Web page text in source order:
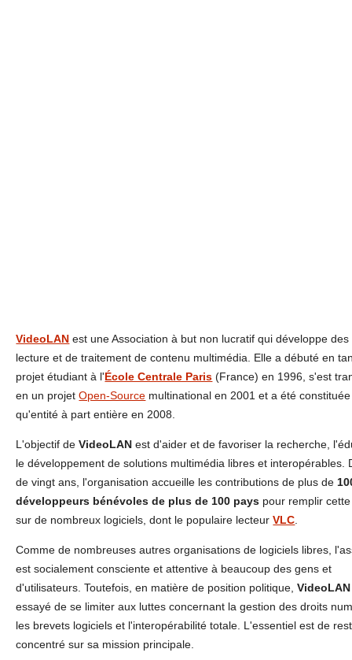
VideoLAN est une Association à but non lucratif qui développe
lecture et de traitement de contenu multimédia. Elle a débuté en
projet étudiant à l'École Centrale Paris (France) en 1996, s'est
en un projetOpen-Source multinational en 2001 et a été
qu'entité à part entière en 2008.
L'objectif deVideoLAN est d'aider et de favoriser la recherche,
le développement de solutions multimédia libres et interopérables.
de vingt ans, l'organisation accueille les contributions de plus de
développeurs bénévoles de plus de 100 pays pour remplir
sur de nombreux logiciels, dont le populaire lecteurVLC
Comme de nombreuses autres organisations de logiciels libres,
est socialement consciente et attentive à beaucoup des gens et
d'utilisateurs. Toutefois, en matière de position politique,VideoLAN
essayé de se limiter aux luttes concernant la gestion des droits
les brevets logiciels et l'interopérabilité totale. L'essentiel est de
concentré sur sa mission principale.